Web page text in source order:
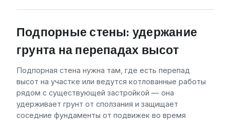
Подпорные стены: удержание
грунта на перепадах высот
Подпорная стена нужна там, где есть перепад
высот на участке или ведутся котлованные работы
рядом с существующей застройкой — она
удерживает грунт от сползания и защищает
соседние фундаменты от подвижек во время